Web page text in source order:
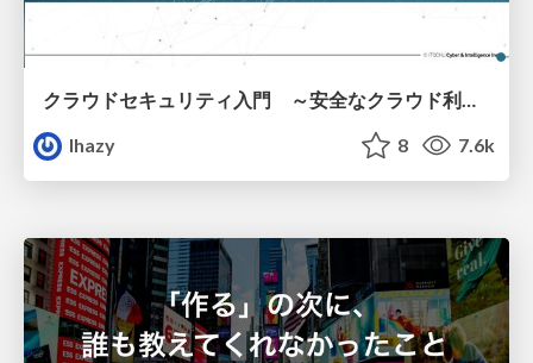
クラウドセキュリティ入門 ～安全なクラウド利用のための基礎知識～
lhazy
8 7.6k